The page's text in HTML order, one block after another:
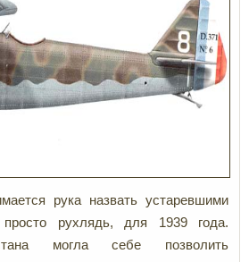
рука назвать устаревшими
рухлядь, для 1939 года.
могла себе позволить